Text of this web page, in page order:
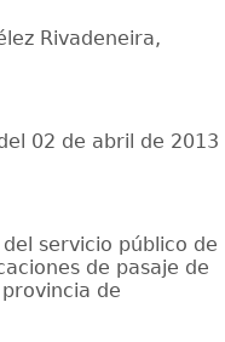
Rivadeneira,
02 de abril de 2013
servicio público de
de pasaje de
de